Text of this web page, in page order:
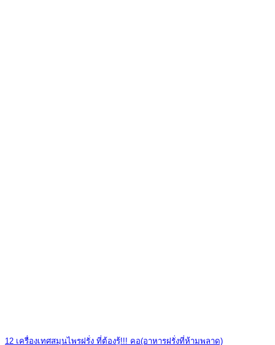
12 เครื่องเทศสมุนไพรฝรั่ง ที่ต้องรู้!!! คอ(อาหารฝรั่งที่ห้ามพลาด)